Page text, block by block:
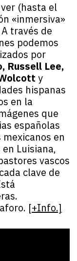
(hasta el
«inmersiva»
través de
podemos
por
Russell Lee,
y
hispanas
en la
que
españolas
en
Luisiana,
vascos
clave de
[+Info.]